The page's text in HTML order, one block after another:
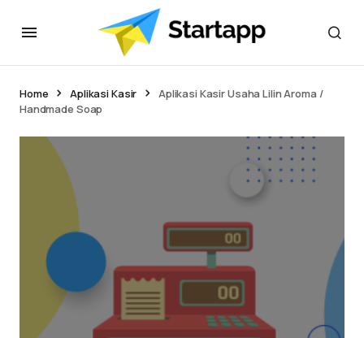
Home Aplikasi Kasir
Aplikasi Kasir Usaha Lilin Aroma /
Handmade Soap